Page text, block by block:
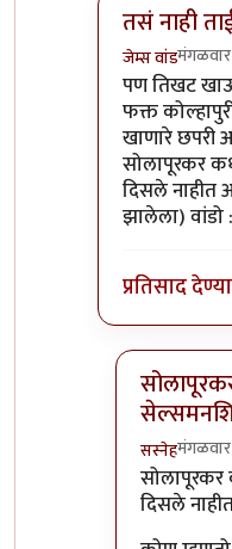
तसं नाही
जेम्स वांड
In reply to
पण तिखट
फक्त
खाणारे छपरी
सोलापूरकर
दिसले
झालेला) वांडो
प्रतिसाद
सस्नेह
In reply to
दिसले